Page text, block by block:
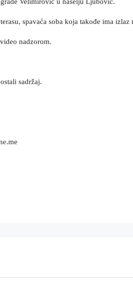
spavaća soba koja takođe ima izlaz
nadzorom.
sadržaj.